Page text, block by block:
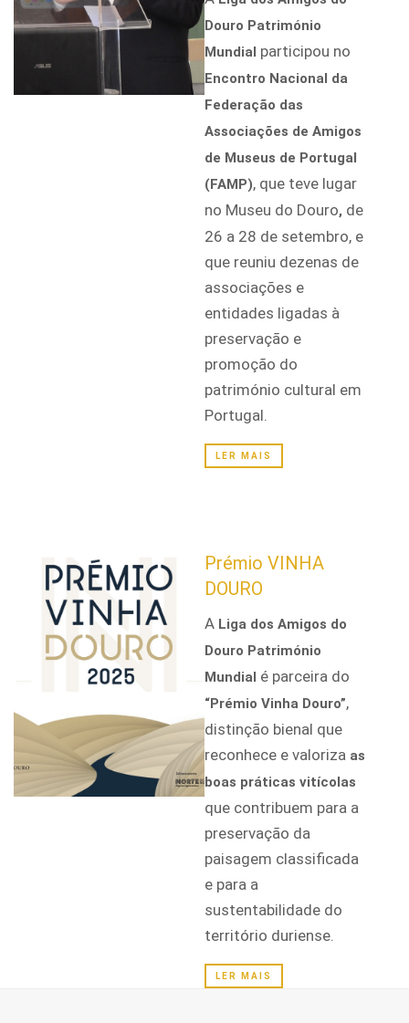
Douro Património
Mundial participou no
Encontro Nacional da
Federação das
Associações de Amigos
de Museus de Portugal
(FAMP), que teve lugar
no Museu do Douro, de
26 a 28 de setembro, e
que reuniu dezenas de
associações e
entidades ligadas à
preservação e
promoção do
património cultural em
Portugal.
LER MAIS
Prémio VINHA
DOURO
A Liga dos Amigos do
Douro Património
Mundial é parceira do
“Prémio Vinha Douro”,
distinção bienal que
reconhece e valoriza as
boas práticas vitícolas
que contribuem para a
preservação da
paisagem classificada
e para a
sustentabilidade do
território duriense.
LER MAIS